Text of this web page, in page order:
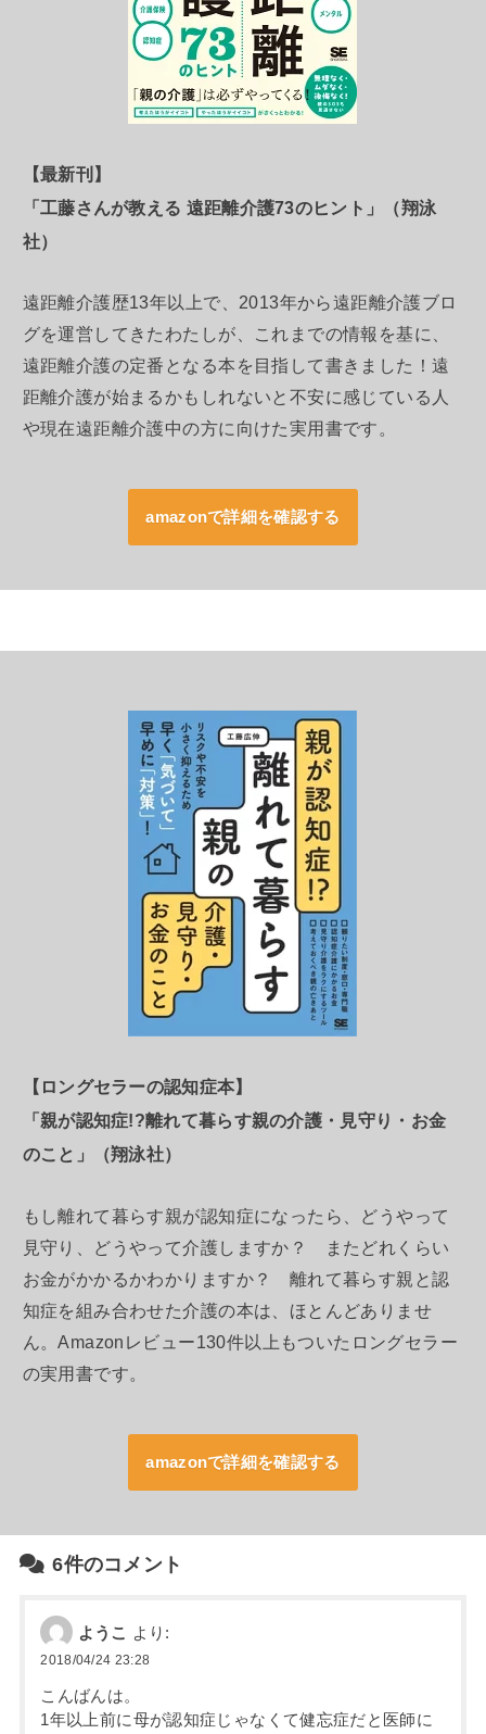
【最新刊】
「工藤さんが教える 遠距離介護73のヒント」（翔泳
社）
遠距離介護歴13年以上で、2013年から遠距離介護ブロ
グを運営してきたわたしが、これまでの情報を基に、
遠距離介護の定番となる本を目指して書きました！遠
距離介護が始まるかもしれないと不安に感じている人
や現在遠距離介護中の方に向けた実用書です。
amazonで詳細を確認する
【ロングセラーの認知症本】
「親が認知症!?離れて暮らす親の介護・見守り・お金
のこと」（翔泳社）
もし離れて暮らす親が認知症になったら、どうやって
見守り、どうやって介護しますか？ またどれくらい
お金がかかるかわかりますか？ 離れて暮らす親と認
知症を組み合わせた介護の本は、ほとんどありませ
ん。Amazonレビュー130件以上もついたロングセラー
の実用書です。
amazonで詳細を確認する
6件のコメント
ようこ より:
2018/04/24 23:28
こんばんは。
1年以上前に母が認知症じゃなくて健忘症だと医師に